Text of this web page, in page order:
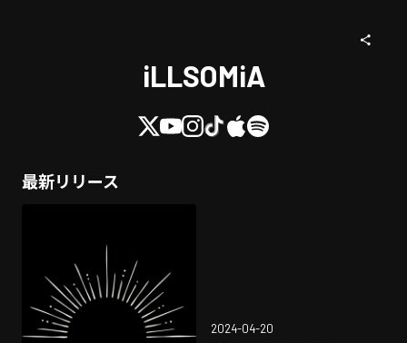
iLLSOMiA
最新リリース
2024-04-20